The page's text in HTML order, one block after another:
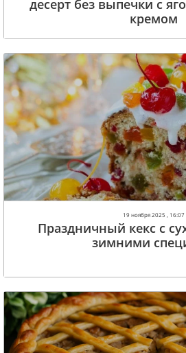
десерт без выпечки с
кремом
19 ноября 2025 , 16:07
Праздничный кекс с
зимними